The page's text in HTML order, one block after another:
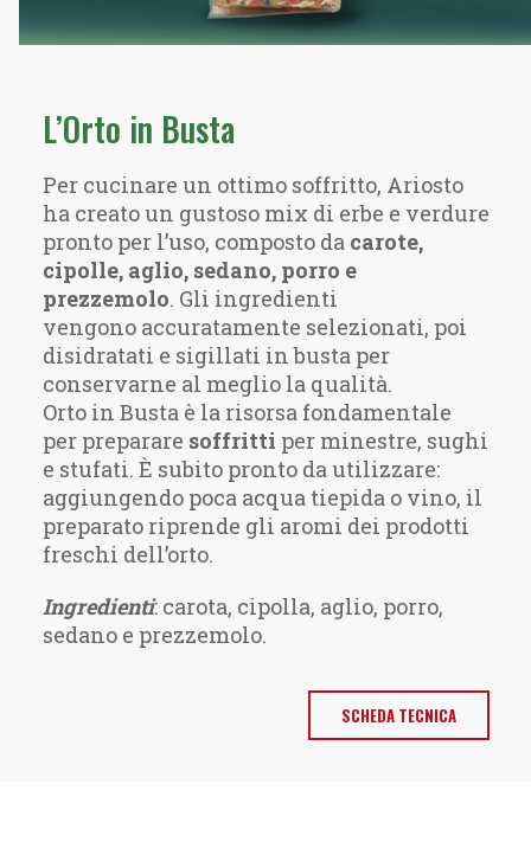
L’Orto in Busta
Per cucinare un ottimo soffritto, Ariosto
ha creato un gustoso mix di erbe e verdure
pronto per l’uso, composto da carote,
cipolle, aglio, sedano, porro e
prezzemolo. Gli ingredienti
vengono accuratamente selezionati, poi
disidratati e sigillati in busta per
conservarne al meglio la qualità.
Orto in Busta è la risorsa fondamentale
per preparare soffritti per minestre, sughi
e stufati. È subito pronto da utilizzare:
aggiungendo poca acqua tiepida o vino, il
preparato riprende gli aromi dei prodotti
freschi dell’orto.
Ingredienti: carota, cipolla, aglio, porro,
sedano e prezzemolo.
SCHEDA TECNICA